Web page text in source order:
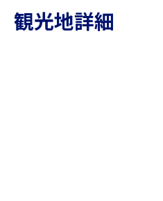
観光地詳細